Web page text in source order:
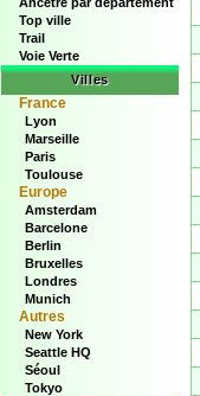
Top ville
Trail
Voie Verte
Villes
France
Lyon
Marseille
Paris
Toulouse
Europe
Amsterdam
Barcelone
Berlin
Bruxelles
Londres
Munich
Autres
New York
Seattle HQ
Séoul
Tokyo